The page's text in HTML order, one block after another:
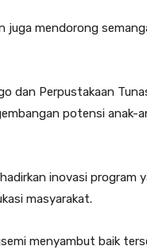
juga mendorong
dan Perpustakaan
potensi anak-
inovasi program
masyarakat.
menyambut baik